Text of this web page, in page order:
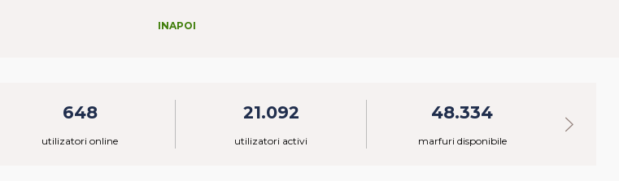
INAPOI
648
utilizatori online
21.092
utilizatori activi
48.334
marfuri disponibile